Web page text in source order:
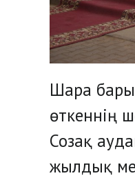
Шара
өткеннің
Созақ
жылдық